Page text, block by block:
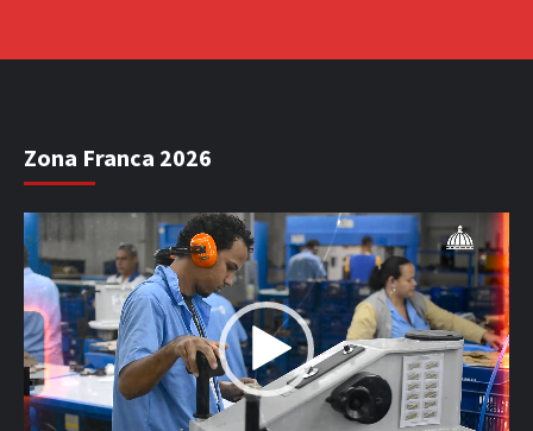
Zona Franca 2026
Reproductor
de
vídeo